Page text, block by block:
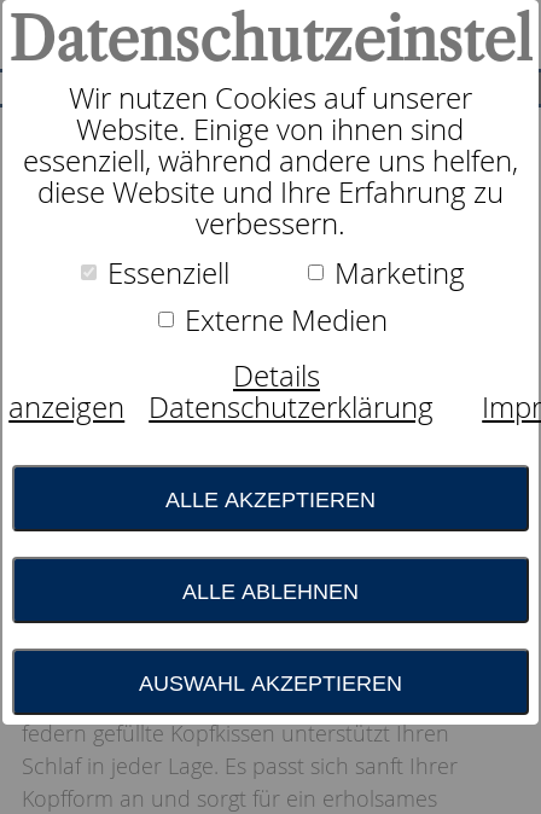
SUCHE
0
Kissen
dormabell Daune 90 D
wollen: Dieses mit feinen Gänsedaunen und -
federn gefüllte Kopfkissen unterstützt Ihren
Schlaf in jeder Lage. Es passt sich sanft Ihrer
Kopfform an und sorgt für ein erholsames
Wir nutzen Cookies auf unserer
Website. Einige von ihnen sind
essenziell, während andere uns helfen,
diese Website und Ihre Erfahrung zu
verbessern.
Essenziell
Marketing
Externe Medien
Details
anzeigen
Datenschutzerklärung
ALLE AKZEPTIEREN
ALLE ABLEHNEN
AUSWAHL AKZEPTIEREN